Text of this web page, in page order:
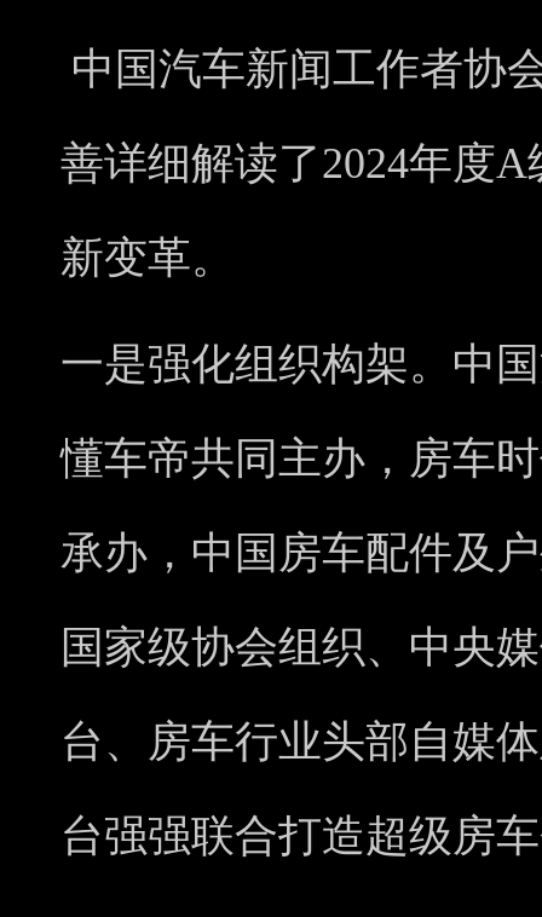
中国汽车新闻工作者协
善详细解读了2024年度
新变革。
一是强化组织构架。中
懂车帝共同主办，房车
承办，中国房车配件及
国家级协会组织、中央
台、房车行业头部自媒
台强强联合打造超级房